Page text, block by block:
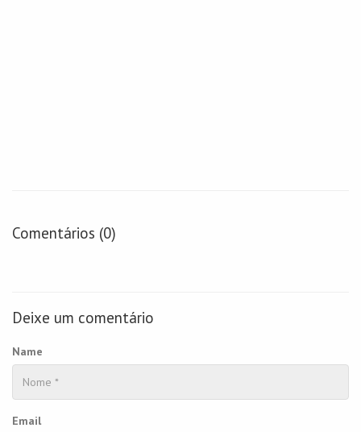
Comentários (0)
Deixe um comentário
Name
Email